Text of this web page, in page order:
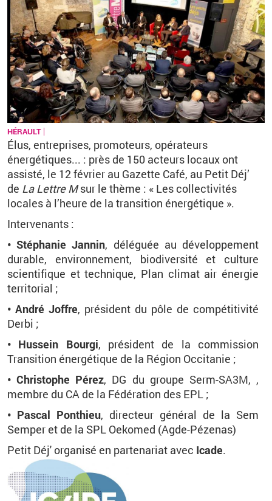
HÉRAULT
Élus, entreprises, promoteurs, opérateurs
énergétiques... : près de 150 acteurs locaux ont
assisté, le 12 février au Gazette Café, au Petit Déj’
de La Lettre Msur le thème : « Les collectivités
locales à l’heure de la transition énergétique ».
Intervenants :
• Stéphanie Jannin, déléguée au développement
durable, environnement, biodiversité et culture
scientifique et technique, Plan climat air énergie
territorial ;
• André Joffre, président du pôle de compétitivité
Derbi ;
• Hussein Bourgi, président de la commission
Transition énergétique de la Région Occitanie ;
•Christophe Pérez, DG du groupe Serm-SA3M, ,
membre du CA de la Fédération des EPL ;
• Pascal Ponthieu, directeur général de la Sem
Semper et de la SPL Oekomed (Agde-Pézenas)
Petit Déj' organisé en partenariat avec Icade.